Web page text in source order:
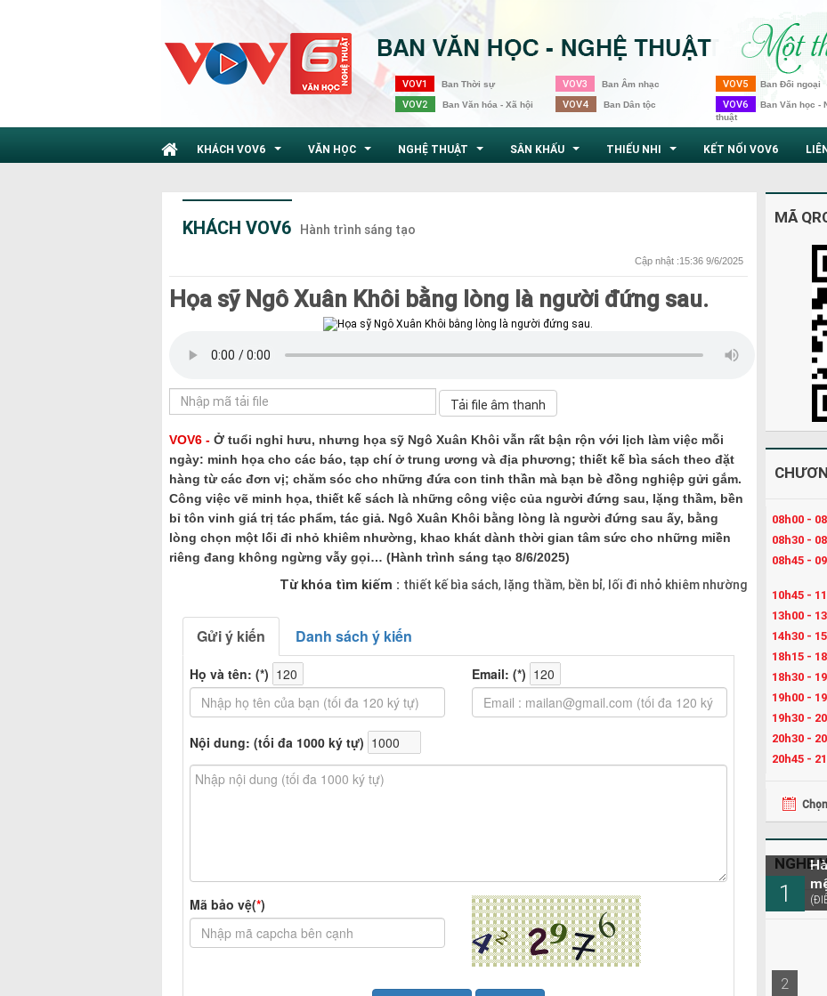
VOV1 Ban Thời sự
VOV2 Ban Văn hóa - Xã hội
VOV3 Ban Âm nhạc
VOV4 Ban Dân tộc
VOV5 Ban Đối ngoại
VOV6 Ban Văn học -
thuật
KHÁCH VOV6 VĂN HỌC NGHỆ THUẬT SÂN KHẤU THIẾU NHI KẾT NỐI VOV6
KHÁCH VOV6 Hành trình sáng tạo
Cập nhật :15:36 9/6/2025
Họa sỹ Ngô Xuân Khôi bằng lòng là người đứng sau.
VOV6 - Ở tuổi nghỉ hưu, nhưng họa sỹ Ngô Xuân Khôi vẫn rất bận rộn với lịch làm việc mỗi
ngày: minh họa cho các báo, tạp chí ở trung ương và địa phương; thiết kế bìa sách theo đặt
hàng từ các đơn vị; chăm sóc cho những đứa con tinh thần mà bạn bè đồng nghiệp gửi gắm.
Công việc vẽ minh họa, thiết kế sách là những công việc của người đứng sau, lặng thầm, bền
bỉ tôn vinh giá trị tác phẩm, tác giả. Ngô Xuân Khôi bằng lòng là người đứng sau ấy, bằng
lòng chọn một lối đi nhỏ khiêm nhường, khao khát dành thời gian tâm sức cho những miền
riêng đang không ngừng vẫy gọi… (Hành trình sáng tạo 8/6/2025)
Từ khóa tìm kiếm : thiết kế bìa sách, lặng thầm, bền bỉ, lối đi nhỏ khiêm nhường
MÃ
08h00 -
08h30 -
08h45 -
10h45 -
13h00 -
14h30 -
18h15 -
18h30 -
19h00 -
19h30 -
20h30 -
20h45 -
22h30 -
NGHE
1
2